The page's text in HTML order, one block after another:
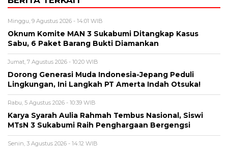
Minggu, 9 Agustus 2026 - 14:01 WIB
Oknum Komite MAN 3 Sukabumi Ditangkap Kasus
Sabu, 6 Paket Barang Bukti Diamankan
Jumat, 7 Agustus 2026 - 10:20 WIB
Dorong Generasi Muda Indonesia-Jepang Peduli
Lingkungan, Ini Langkah PT Amerta Indah Otsuka!
Rabu, 5 Agustus 2026 - 10:39 WIB
Karya Syarah Aulia Rahmah Tembus Nasional, Siswi
MTsN 3 Sukabumi Raih Penghargaan Bergengsi
Senin, 3 Agustus 2026 - 14:12 WIB